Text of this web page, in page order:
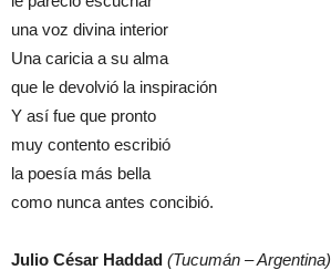
una voz divina interior
Una caricia a su alma
que le devolvió la inspiración
Y así fue que pronto
muy contento escribió
la poesía más bella
como nunca antes concibió.
Julio César Haddad (Tucumán – Argentina)